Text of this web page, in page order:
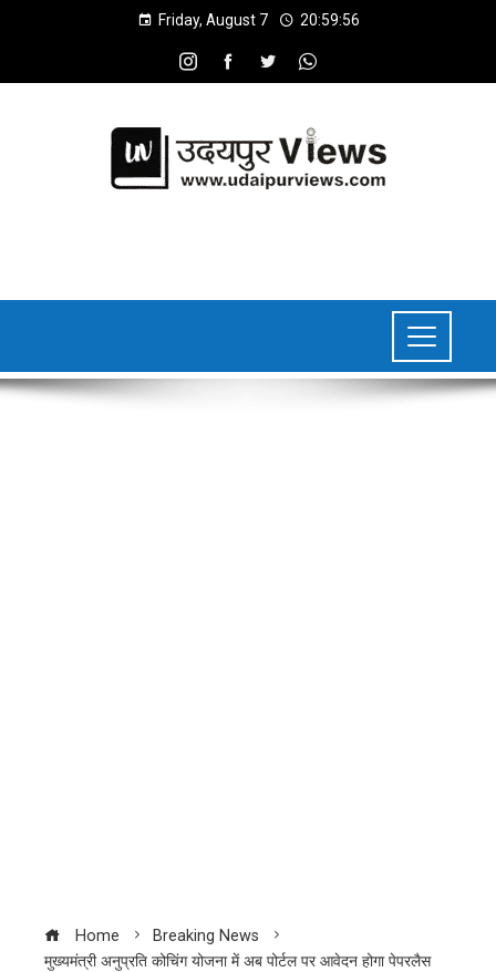
Friday, August 7 20:59:57
Home
Breaking News
मुख्यमंत्री अनुप्रति कोचिंग योजना में अब पोर्टल पर आवेदन होगा पेपरलैस